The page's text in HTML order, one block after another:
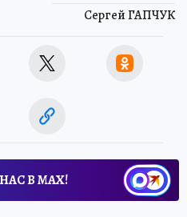
Сергей ГАПЧУК
В МАХ!